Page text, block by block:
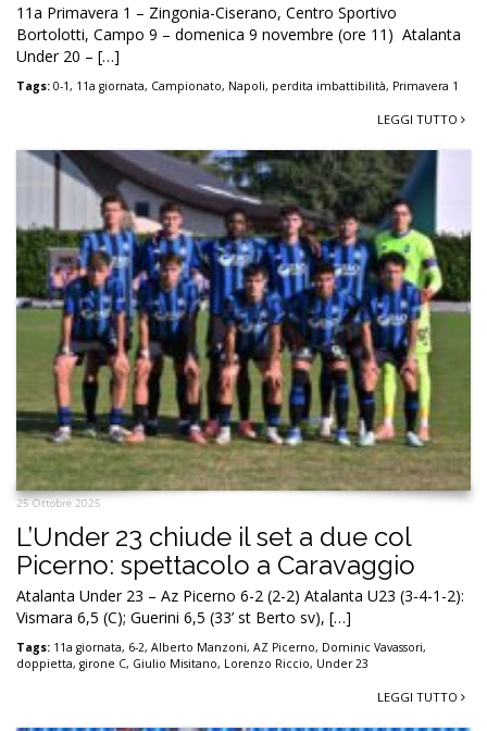
11a Primavera 1 – Zingonia-Ciserano, Centro Sportivo
Bortolotti, Campo 9 – domenica 9 novembre (ore 11) Atalanta
Under 20 – […]
Tags: 0-1, 11a giornata, Campionato, Napoli, perdita imbattibilità, Primavera 1
LEGGI TUTTO
25 Ottobre 2025
L’Under 23 chiude il set a due col
Picerno: spettacolo a Caravaggio
Atalanta Under 23 – Az Picerno 6-2 (2-2) Atalanta U23 (3-4-1-2):
Vismara 6,5 (C); Guerini 6,5 (33’ st Berto sv), […]
Tags: 11a giornata, 6-2, Alberto Manzoni, AZ Picerno, Dominic Vavassori,
doppietta, girone C, Giulio Misitano, Lorenzo Riccio, Under 23
LEGGI TUTTO